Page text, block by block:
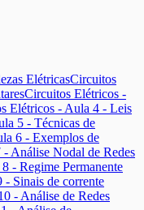
ElétricasCircuitos
Circuitos Elétricos -
Elétricos - Aula 4 - Leis
5 - Técnicas de
6 - Exemplos de
Análise Nodal de Redes
- Regime Permanente
Sinais de corrente
- Análise de Redes